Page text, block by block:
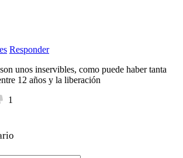
Responder
unos inservibles, como puede haber tanta
12 años y la liberación
1